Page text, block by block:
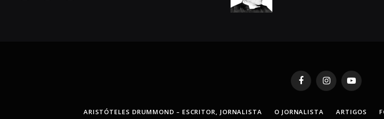
FacebookInstagramYouTube
ARISTÓTELES DRUMMOND – ESCRITOR, JORNALISTA O JORNALISTA ARTIGOS